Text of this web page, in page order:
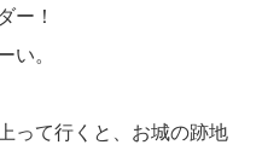
ー！
い。
って行くと、お城の跡地